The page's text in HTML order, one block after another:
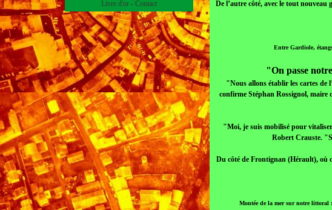
Livre d'or - Contact
De l’autre côté, avec le tout
Entre Gardiole,
"On passe
"Nous allons établir les cartes de
confirme Stéphan Rossignol,
"Moi, je suis mobilisé pour
Robert Crauste.
Du côté de Frontignan (Hérault), où
Montée de la mer sur notre